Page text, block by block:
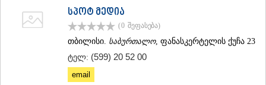
სპოტ მედია
(0 შეფასება)
თბილისი. საბურთალო, ფანასკერტელის ქუჩა 23
ტელ: (599) 20 52 00
email